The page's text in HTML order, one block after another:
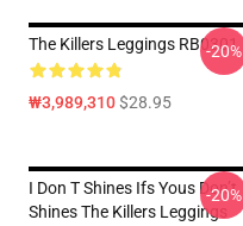
The Killers Leggings RB0301
₩3,989,310$28.95
-20%
I Don T Shines Ifs Yous Don’t
Shines The Killers Leggings
-20%